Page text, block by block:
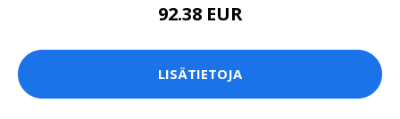
92.38 EUR
LISÄTIETOJA